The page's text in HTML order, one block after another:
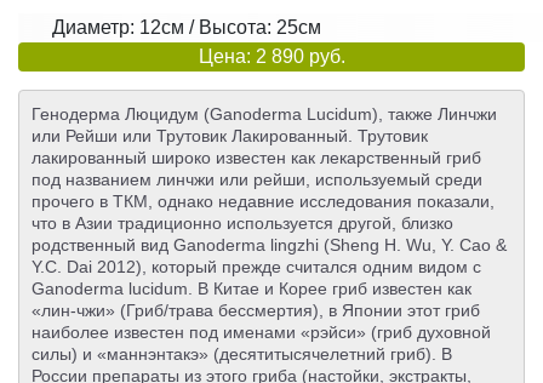
Диаметр: 12см / Высота: 25см
Цена: 2 890 руб.
Генодерма Люцидум (Ganoderma Lucidum), также Линчжи
или Рейши или Трутовик Лакированный. Трутовик
лакированный широко известен как лекарственный гриб
под названием линчжи или рейши, используемый среди
прочего в ТКМ, однако недавние исследования показали,
что в Азии традиционно используется другой, близко
родственный вид Ganoderma lingzhi (Sheng H. Wu, Y. Cao &
Y.C. Dai 2012), который прежде считался одним видом с
Ganoderma lucidum. В Китае и Корее гриб известен как
«лин-чжи» (Гриб/трава бессмертия), в Японии этот гриб
наиболее известен под именами «рэйси» (гриб духовной
силы) и «маннэнтакэ» (десятитысячелетний гриб). В
России препараты из этого гриба (настойки, экстракты,